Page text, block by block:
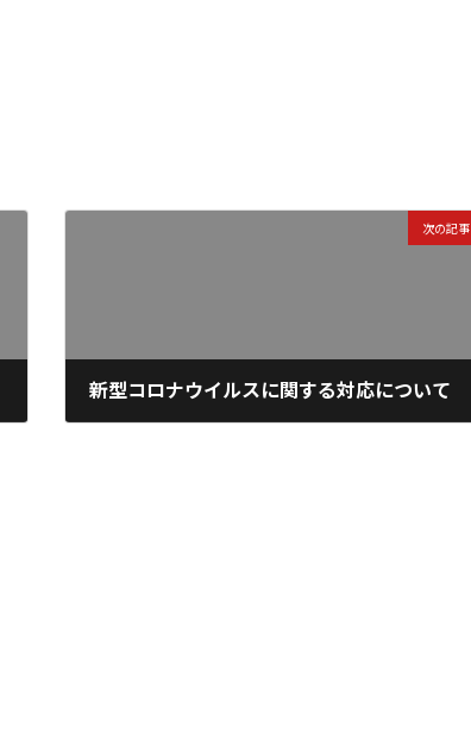
次の記事
新型コロナウイルスに関する対応について